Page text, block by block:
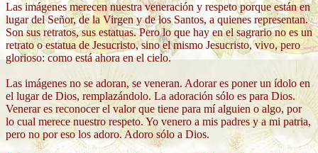
Las imágenes merecen nuestra veneración y respeto porque están en
lugar del Señor, de la Virgen y de los Santos, a quienes representan.
Son sus retratos, sus estatuas. Pero lo que hay en el sagrario no es un
retrato o estatua de Jesucristo, sino el mismo Jesucristo, vivo, pero
glorioso: como está ahora en el cielo.
Las imágenes no se adoran, se veneran. Adorar es poner un ídolo en
el lugar de Dios, remplazándolo. La adoración sólo es para Dios.
Venerar es reconocer el valor que tiene para mí alguien o algo, por
lo cual merece nuestro respeto. Yo venero a mis padres y a mi patria,
pero no por eso los adoro. Adoro sólo a Dios.